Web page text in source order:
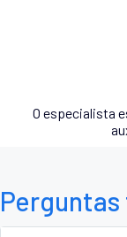
O especialista